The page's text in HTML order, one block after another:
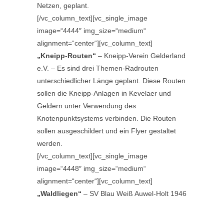
Netzen, geplant.
[/vc_column_text][vc_single_image
image=“4444″ img_size=“medium“
alignment=“center“][vc_column_text]
„Kneipp-Routen“ – Kneipp-Verein Gelderland
e.V. – Es sind drei Themen-Radrouten
unterschiedlicher Länge geplant. Diese Routen
sollen die Kneipp-Anlagen in Kevelaer und
Geldern unter Verwendung des
Knotenpunktsystems verbinden. Die Routen
sollen ausgeschildert und ein Flyer gestaltet
werden.
[/vc_column_text][vc_single_image
image=“4448″ img_size=“medium“
alignment=“center“][vc_column_text]
„Waldliegen“ – SV Blau Weiß Auwel-Holt 1946